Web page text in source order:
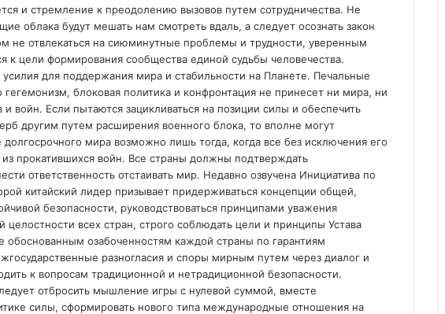
и стремление к преодолению вызовов путем сотрудничества. Не
облака будут мешать нам смотреть вдаль, а следует осознать закон
не отвлекаться на сиюминутные проблемы и трудности, уверенным
к цели формирования сообщества единой судьбы человечества.
для поддержания мира и стабильности на Планете. Печальные
гегемонизм, блоковая политика и конфронтация не принесет ни мира, ни
войн. Если пытаются зацикливаться на позиции силы и обеспечить
другим путем расширения военного блока, то вполне могут
мира возможно лишь тогда, когда все без исключения его
из прокатившихся войн. Все страны должны подтверждать
ответственность отстаивать мир. Недавно озвучена Инициатива по
китайский лидер призывает придерживаться концепции общей,
безопасности, руководствоваться принципами уважения
целостности всех стран, строго соблюдать цели и принципы Устава
озабоченностям каждой страны по гарантиям
разногласия и споры мирным путем через диалог и
к вопросам традиционной и нетрадиционной безопасности.
отбросить мышление игры с нулевой суммой, вместе
силы, сформировать нового типа международные отношения на